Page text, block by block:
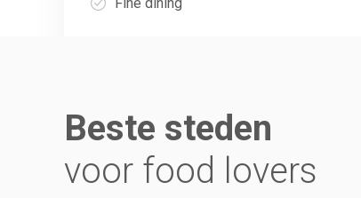
Beste steden
voor food lovers